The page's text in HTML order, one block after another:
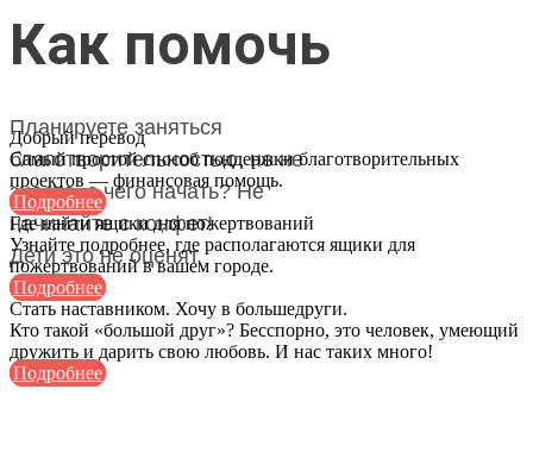
Как помочь
Планируете заняться
благотворительностью, но не
знаете, с чего начать? Не
начинайте с конфет!
Дети это не оценят.
Пожертвовать
Добрый перевод
Самый простой способ поддержки благотворительных
проектов — финансовая помощь.
Подробнее
Где найти ящики для пожертвований
Узнайте подробнее, где располагаются ящики для
пожертвований в вашем городе.
Подробнее
Стать наставником. Хочу в большедруги.
Кто такой «большой друг»? Бесспорно, это человек, умеющий
дружить и дарить свою любовь. И нас таких много!
Подробнее